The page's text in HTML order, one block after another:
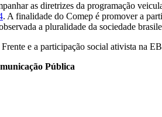
as diretrizes da programação
. A finalidade do Comep é promover a
a pluralidade da sociedade
e a participação social ativista na
Pública